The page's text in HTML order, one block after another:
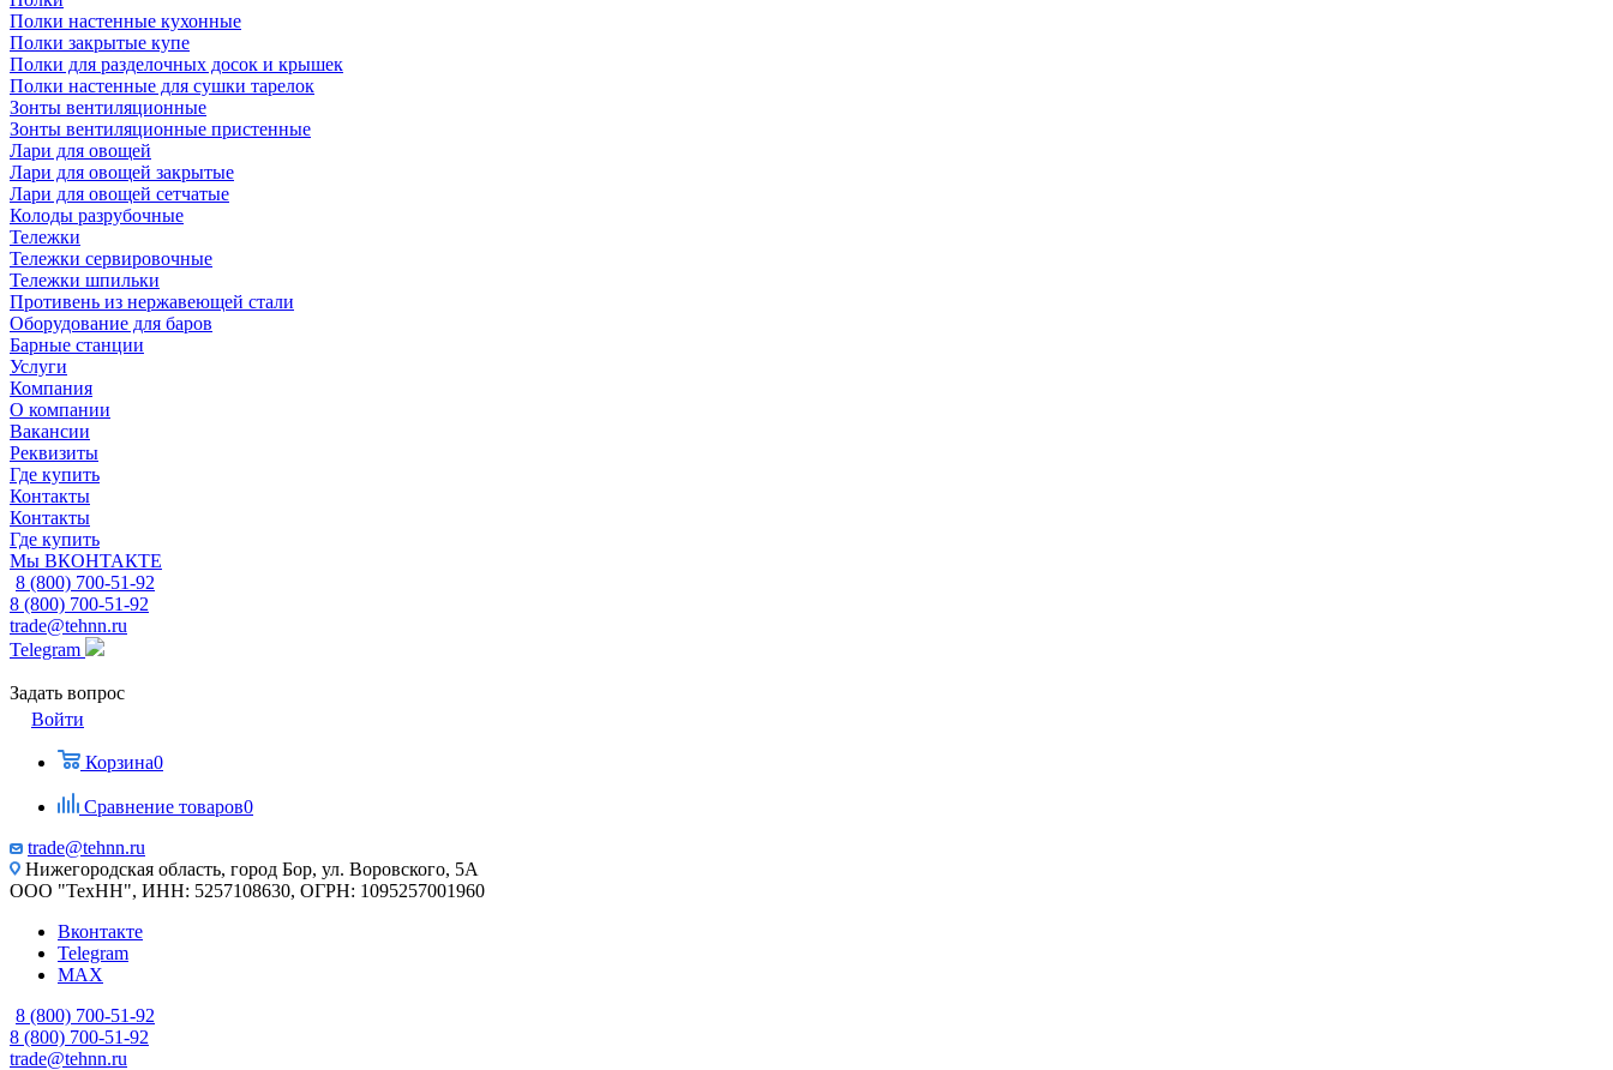
Полки настенные кухонные
Полки закрытые купе
Полки для разделочных досок и крышек
Полки настенные для сушки тарелок
Зонты вентиляционные
Зонты вентиляционные пристенные
Лари для овощей
Лари для овощей закрытые
Лари для овощей сетчатые
Колоды разрубочные
Тележки
Тележки сервировочные
Тележки шпильки
Противень из нержавеющей стали
Оборудование для баров
Барные станции
Услуги
Компания
О компании
Вакансии
Реквизиты
Где купить
Контакты
Контакты
Где купить
Мы ВКОНТАКТЕ
8 (800) 700-51-92
8 (800) 700-51-92
trade@tehnn.ru
Telegram
Задать вопрос
Войти
Корзина0
Сравнение товаров0
trade@tehnn.ru
Нижегородская область, город Бор, ул. Воровского, 5А
ООО "ТехНН", ИНН: 5257108630, ОГРН: 1095257001960
Вконтакте
Telegram
MAX
8 (800) 700-51-92
8 (800) 700-51-92
trade@tehnn.ru